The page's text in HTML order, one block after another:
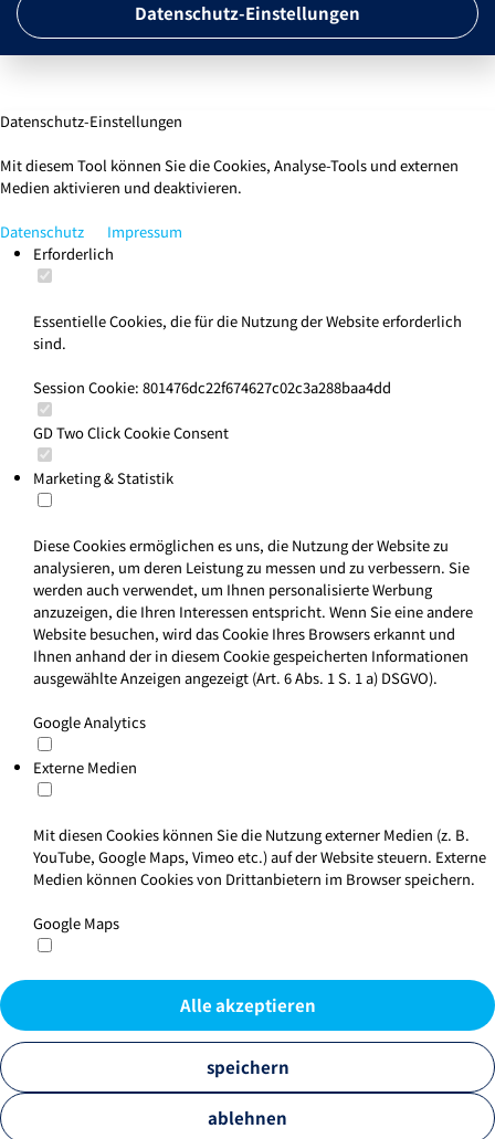
Datenschutz-Einstellungen
Datenschutz-Einstellungen
Mit diesem Tool können Sie die Cookies, Analyse-Tools und externen
Medien aktivieren und deaktivieren.
Datenschutz
Impressum
Erforderlich
Essentielle Cookies, die für die Nutzung der Website erforderlich
sind.
Session Cookie: 801476dc22f674627c02c3a288baa4dd
GD Two Click Cookie Consent
Marketing & Statistik
Diese Cookies ermöglichen es uns, die Nutzung der Website zu
analysieren, um deren Leistung zu messen und zu verbessern. Sie
werden auch verwendet, um Ihnen personalisierte Werbung
anzuzeigen, die Ihren Interessen entspricht. Wenn Sie eine andere
Website besuchen, wird das Cookie Ihres Browsers erkannt und
Ihnen anhand der in diesem Cookie gespeicherten Informationen
ausgewählte Anzeigen angezeigt (Art. 6 Abs. 1 S. 1 a) DSGVO).
Google Analytics
Externe Medien
Mit diesen Cookies können Sie die Nutzung externer Medien (z. B.
YouTube, Google Maps, Vimeo etc.) auf der Website steuern. Externe
Medien können Cookies von Drittanbietern im Browser speichern.
Google Maps
Alle akzeptieren
speichern
ablehnen